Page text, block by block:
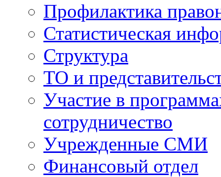
Профилактика
Статистическая
Структура
ТО и
Участие в
сотрудничество
Учрежденные СМИ
Финансовый отдел